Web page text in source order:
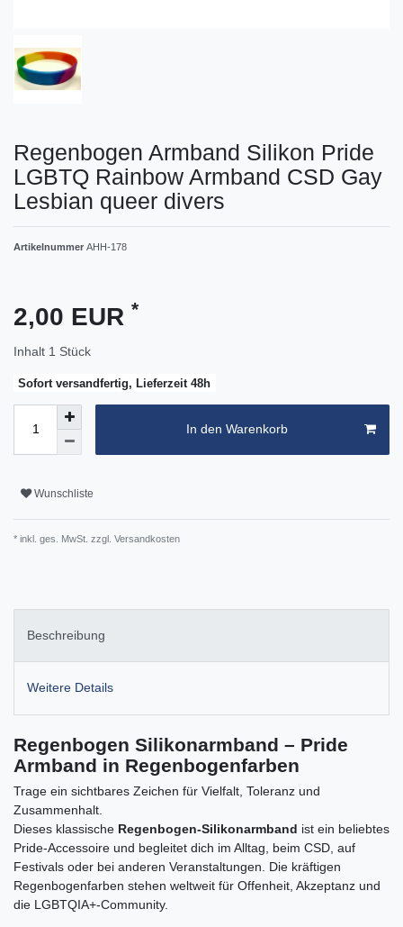
Regenbogen Armband Silikon Pride
LGBTQ Rainbow Armband CSD Gay
Lesbian queer divers
Artikelnummer AHH-178
2,00 EUR *
Inhalt 1 Stück
Sofort versandfertig, Lieferzeit 48h
In den Warenkorb
Wunschliste
* inkl. ges. MwSt. zzgl. Versandkosten
Beschreibung
Weitere Details
Regenbogen Silikonarmband – Pride
Armband in Regenbogenfarben
Trage ein sichtbares Zeichen für Vielfalt, Toleranz und
Zusammenhalt.
Dieses klassische Regenbogen-Silikonarmband ist ein beliebtes
Pride-Accessoire und begleitet dich im Alltag, beim CSD, auf
Festivals oder bei anderen Veranstaltungen. Die kräftigen
Regenbogenfarben stehen weltweit für Offenheit, Akzeptanz und
die LGBTQIA+-Community.